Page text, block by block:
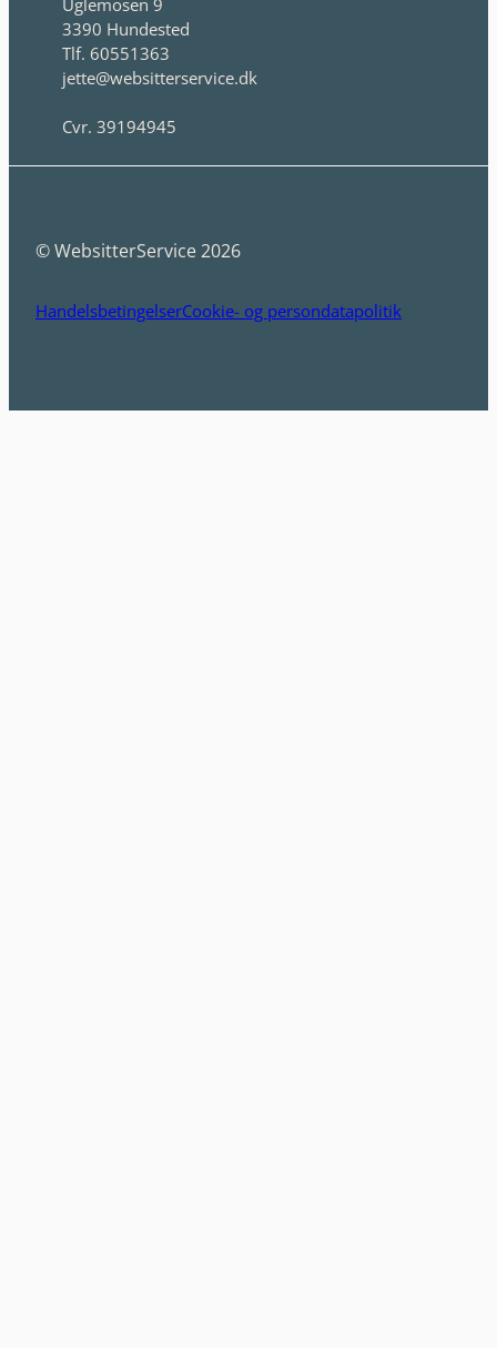
3390 Hundested
Tlf. 60551363
jette@websitterservice.dk
Cvr. 39194945
© WebsitterService 2026
HandelsbetingelserCookie- og persondatapolitik